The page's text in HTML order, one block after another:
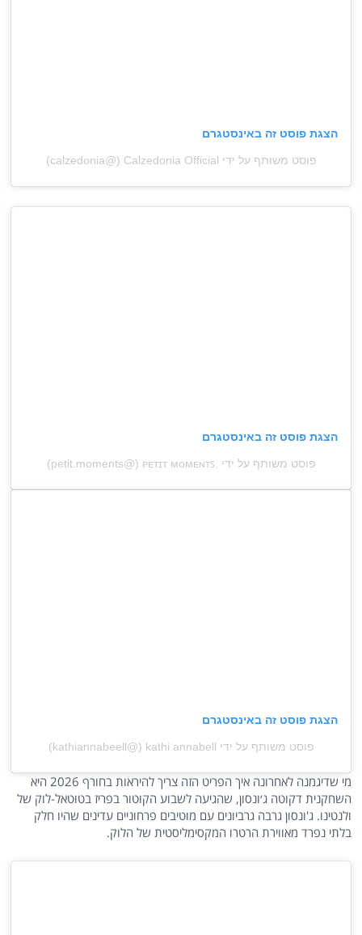
הצגת פוסט זה באינסטגרם
פוסט משותף על ידי ‏‎Calzedonia Official‎‏ (@‏‎calzedonia‎‏)
הצגת פוסט זה באינסטגרם
פוסט משותף על ידי ‏‎ᴘᴇᴛɪᴛ ᴍᴏᴍᴇɴᴛꜱ.‎‏ (@‏‎petit.moments‎‏)
הצגת פוסט זה באינסטגרם
פוסט משותף על ידי ‏‎kathi annabell‎‏ (@‏‎kathiannabeell‎‏)
מי שדיגמנה לאחרונה איך הפריט הזה צריך להיראות בחורף 2026 היא
השחקנית דקוטה ג׳ונסון, שהגיעה לשבוע הקוטור בפריז בטוטאל-לוק של
ולנטינו. ג'ונסון גרבה גרביונים עם מוטיבים פרחוניים עדינים שהיו חלק
בלתי נפרד מאווירת הרטרו המקסימליסטית של הלוק.